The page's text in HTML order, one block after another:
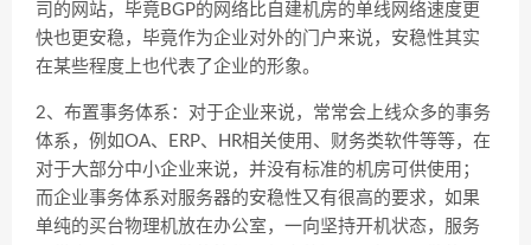
司的网站，毕竟BGP的网络比自建机房的单线网络速度更
快也更安稳，毕竟作为企业对外的门户来说，安稳性其实
在某些程度上也代表了企业的形象。
2、布置事务体系：对于企业来说，常常会上线众多的事务
体系，例如OA、ERP、HR相关使用、财务类软件等等，在
对于大部分中小企业来说，并没有标准的机房可供使用；
而企业事务体系对服务器的安稳性又有很高的要求，如果
单纯的买台物理机放在办公室，一向坚持开机状态，服务